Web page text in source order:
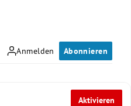
Anmelden Abonnieren
Aktivieren